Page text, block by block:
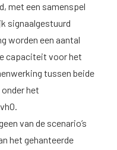
met een samenspel
signaalgestuurd
worden een aantal
capaciteit voor het
tussen beide
het
van de scenario’s
het gehanteerde